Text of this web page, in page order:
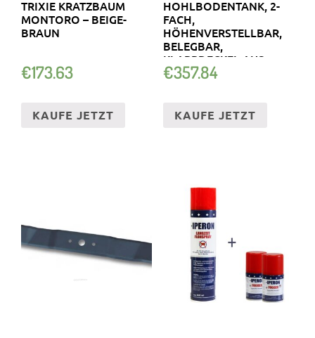
TRIXIE KRATZBAUM
MONTORO – BEIGE-
BRAUN
€173.63
KAUFE JETZT
HOHLBODENTANK, 2-
FACH,
HÖHENVERSTELLBAR,
BELEGBAR,
KLAPPDECKEL AUS
EDELSTAHL (8902H)
€357.84
KAUFE JETZT